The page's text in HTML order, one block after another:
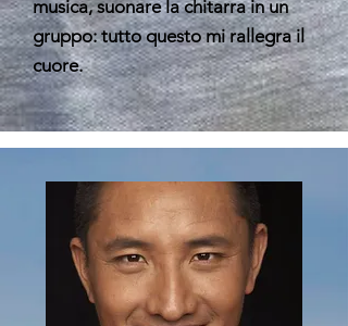
musica, suonare la chitarra in un
gruppo: tutto questo mi rallegra il
cuore.